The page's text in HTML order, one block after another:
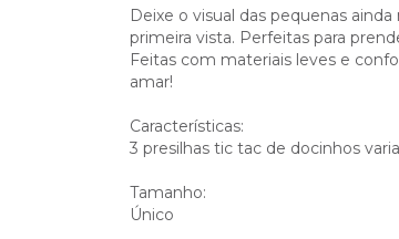
Deixe o visual das pequenas
primeira vista. Perfeitas para
Feitas com materiais leves e
amar!
Características:
3 presilhas tic tac de docinhos
Tamanho:
Único